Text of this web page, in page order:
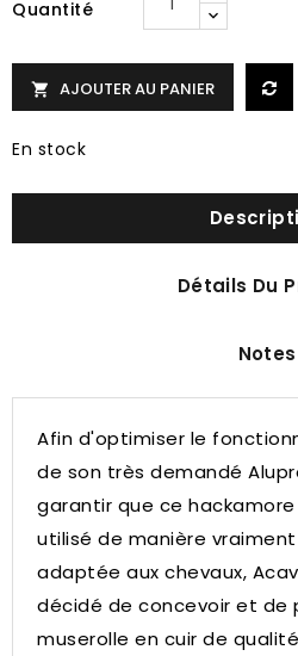
Quantité
 AJOUTER AU PANIER
En stock
Détails Du
Notes
Afin d'optimiser le
de son très demandé
garantir que ce
utilisé de manière
adaptée aux chevaux,
décidé de concevoir et de
muserolle en cuir de